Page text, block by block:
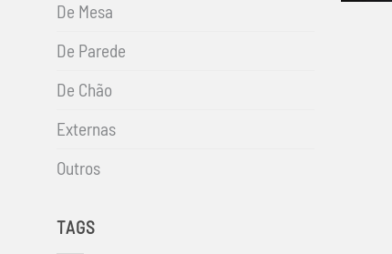
De Mesa
De Parede
De Chão
Externas
Outros
TAGS